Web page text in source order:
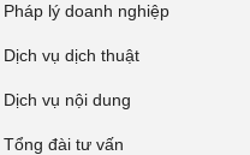
Pháp lý doanh nghiệp
Dịch vụ dịch thuật
Dịch vụ nội dung
Tổng đài tư vấn